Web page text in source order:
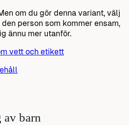
om du gör denna variant, välj
person som kommer ensam,
ännu mer utanför.
vett och etikett
barn